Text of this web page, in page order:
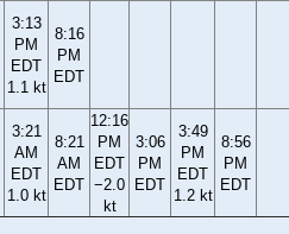
3:13
PM
EDT
1.1 kt
8:16
PM
EDT
3:21
AM
EDT
1.0 kt
8:21
AM
EDT
12:16
PM
EDT
−2.0
kt
3:06
PM
EDT
3:49
PM
EDT
1.2 kt
8:56
PM
EDT